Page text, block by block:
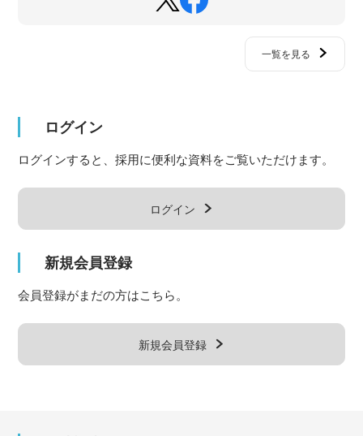
一覧を見る
ログイン
ログインすると、採用に便利な資料をご覧いただけます。
ログイン
新規会員登録
会員登録がまだの方はこちら。
新規会員登録